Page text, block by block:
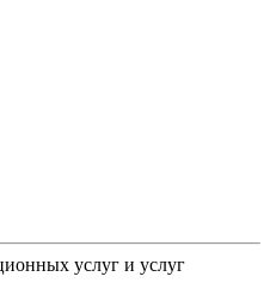
услуг и услуг